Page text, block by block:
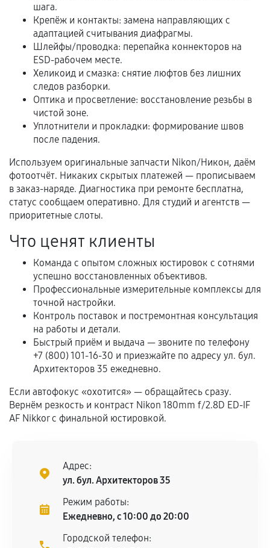
фиксируются в документах.
Когда гарантия не действует
Нарушение правил эксплуатации,
механические повреждения, попадание влаги,
перегрев, коррозия.
Самостоятельный ремонт или вмешательство
третьих лиц.
Естественный износ деталей, если иное не
предусмотрено отдельно.
Обращение после окончания гарантийного
срока.
отдельных условиях.
Если комплектующие куплены
самостоятельно
Гарантия на выполненные работы может
сохраняться полностью или частично, если
соблюдены следующие условия:
техническим параметрам и не имеют внешних
дефектов.
При этом гарантия на сами комплектующие
остается на стороне производителя или
сервисный центр ответственности не несет.
шага.
Крепёж и контакты: замена направляющих с
адаптацией считывания диафрагмы.
Шлейфы/проводка: перепайка коннекторов на
ESD-рабочем месте.
Хеликоид и смазка: снятие люфтов без лишних
следов разборки.
Оптика и просветление: восстановление резьбы в
чистой зоне.
Уплотнители и прокладки: формирование швов
после падения.
Используем оригинальные запчасти Nikon/Никон, даём
фотоотчёт. Никаких скрытых платежей — прописываем
в заказ-наряде. Диагностика при ремонте бесплатна,
статус сообщаем оперативно. Для студий и агентств —
приоритетные слоты.
Что ценят клиенты
Команда с опытом сложных юстировок с сотнями
успешно восстановленных объективов.
Профессиональные измерительные комплексы для
точной настройки.
Контроль поставок и постремонтная консультация
на работы и детали.
Быстрый приём и выдача — звоните по телефону
+7 (800) 101-16-30 и приезжайте по адресу ул. бул.
Архитекторов 35 ежедневно.
Если автофокус «охотится» — обращайтесь сразу.
Вернём резкость и контраст Nikon 180mm f/2.8D ED-IF
AF Nikkor с финальной юстировкой.
Адрес:
ул. бул. Архитекторов 35
Режим работы:
Ежедневно, с 10:00 до 20:00
Городской телефон: